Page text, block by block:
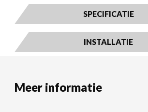
SPECIFICATIE
INSTALLATIE
Meer informatie